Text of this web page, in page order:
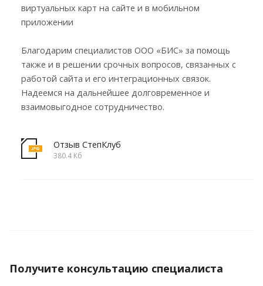
виртуальных карт на сайте и в мобильном
приложении
Благодарим специалистов ООО «БИС» за помощь
также и в решении срочных вопросов, связанных с
работой сайта и его интеграционных связок.
Надеемся на дальнейшее долговременное и
взаимовыгодное сотрудничество.
Отзыв СтепКлуб
380.4 Кб
Получите консультацию специалиста